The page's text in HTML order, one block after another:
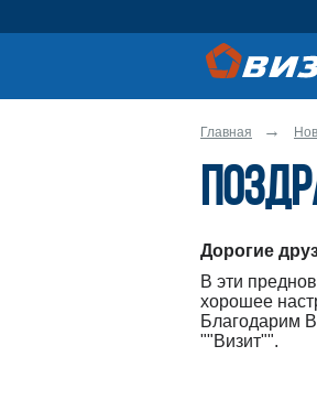
Главная
Дорогие
В эти
хорошее
Благодарим
""Визит"".